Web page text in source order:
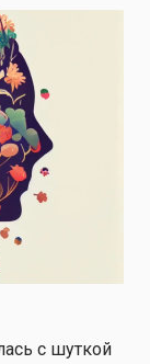
с шуткой